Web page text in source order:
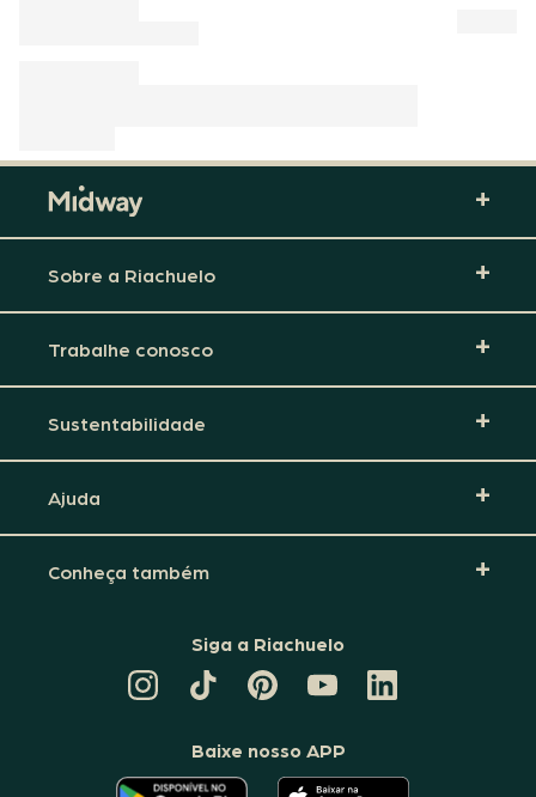
Sobre a Riachuelo
Trabalhe conosco
Sustentabilidade
Ajuda
Conheça também
Siga a Riachuelo
TIKTOK
DA
PINTEREST
DA
CANAL
DA
RIACHUELO
LINKEDIN
DA
Baixe nosso APP
O O